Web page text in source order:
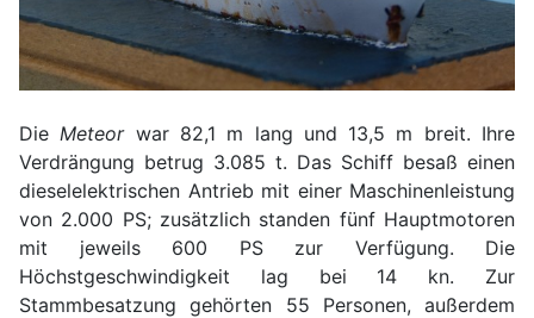
DieMeteorwar 82,1 m lang und 13,5 m breit. Ihre
Verdrängung betrug 3.085 t. Das Schiff besaß einen
dieselelektrischen Antrieb mit einer Maschinenleistung
von 2.000 PS; zusätzlich standen fünf Hauptmotoren
mit jeweils 600 PS zur Verfügung. Die
Höchstgeschwindigkeit lag bei 14 kn. Zur
Stammbesatzung gehörten 55 Personen, außerdem